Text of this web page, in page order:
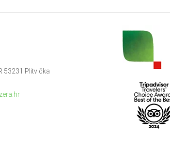
53231 Plitvička